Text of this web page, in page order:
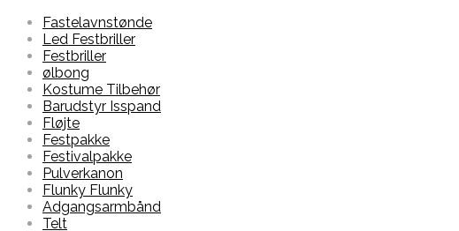
Fastelavnstønde
Led Festbriller
Festbriller
ølbong
Kostume Tilbehør
Barudstyr Isspand
Fløjte
Festpakke
Festivalpakke
Pulverkanon
Flunky Flunky
Adgangsarmbånd
Telt